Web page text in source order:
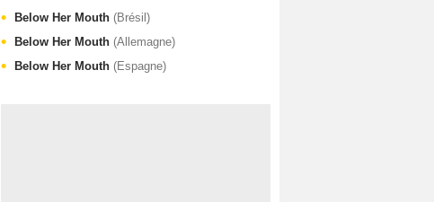
Below Her Mouth (Brésil)
Below Her Mouth (Allemagne)
Below Her Mouth (Espagne)